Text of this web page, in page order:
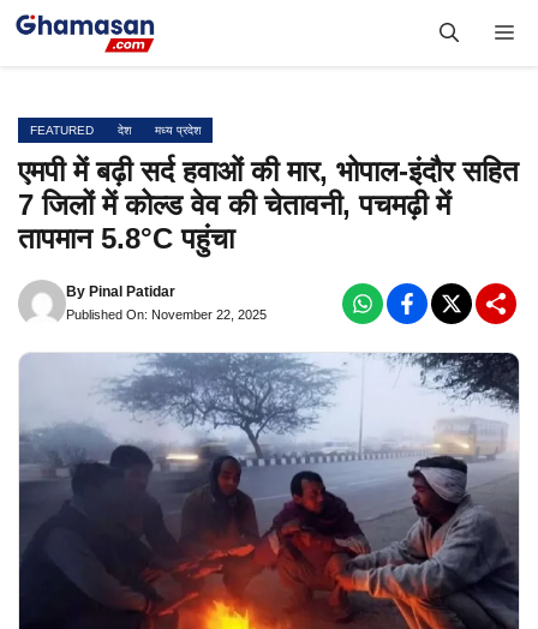
Skip
FEATURED देश मध्य प्रदेश
एमपी में बढ़ी सर्द हवाओं की मार, भोपाल-इंदौर सहित
7 जिलों में कोल्ड वेव की चेतावनी, पचमढ़ी में
तापमान 5.8°C पहुंचा
By Pinal Patidar
Published On: November 22, 2025